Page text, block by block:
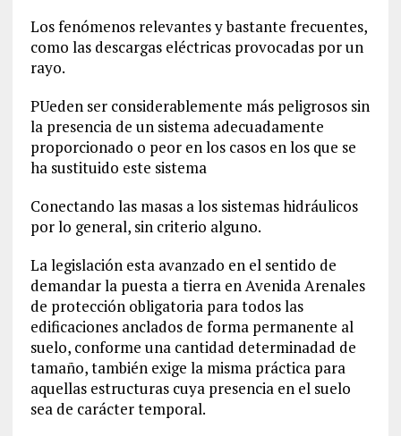
Los fenómenos relevantes y bastante frecuentes,
como las descargas eléctricas provocadas por un
rayo.
PUeden ser considerablemente más peligrosos sin
la presencia de un sistema adecuadamente
proporcionado o peor en los casos en los que se
ha sustituido este sistema
Conectando las masas a los sistemas hidráulicos
por lo general, sin criterio alguno.
La legislación esta avanzado en el sentido de
demandar la puesta a tierra en Avenida Arenales
de protección obligatoria para todos las
edificaciones anclados de forma permanente al
suelo, conforme una cantidad determinadad de
tamaño, también exige la misma práctica para
aquellas estructuras cuya presencia en el suelo
sea de carácter temporal.